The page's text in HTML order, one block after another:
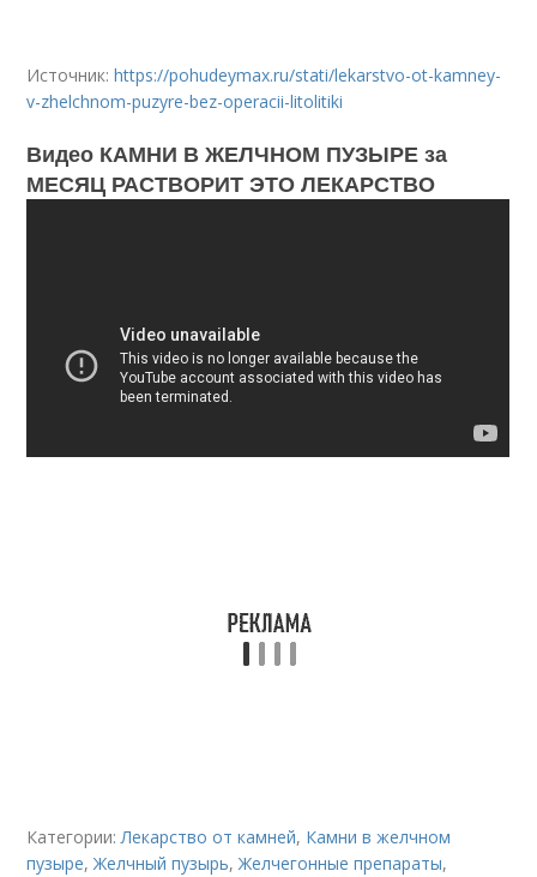
Источник:https://pohudeymax.ru/stati/lekarstvo-ot-kamney-
v-zhelchnom-puzyre-bez-operacii-litolitiki
Видео КАМНИ В ЖЕЛЧНОМ ПУЗЫРЕ за
МЕСЯЦ РАСТВОРИТ ЭТО ЛЕКАРСТВО
Категории:Лекарство от камней, Камни в желчном
пузыре,Желчный пузырь,Желчегонные препараты,